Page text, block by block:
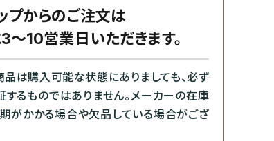
プからのご注文は
～10営業日いただきます。
は購入可能な状態にありましても、必ず
するものではありません。メーカーの在庫
がかかる場合や欠品している場合がござ